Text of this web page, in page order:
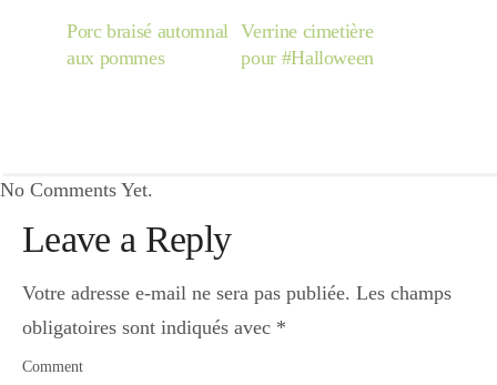
Porc braisé automnal
aux pommes
Verrine cimetière
pour #Halloween
No Comments Yet.
Leave a Reply
Votre adresse e-mail ne sera pas publiée. Les champs
obligatoires sont indiqués avec *
Comment